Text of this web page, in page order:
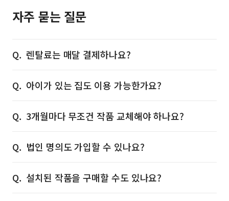
자주 묻는 질문
렌탈료는 매달 결제하나요?
아이가 있는 집도 이용 가능한가요?
3개월마다 무조건 작품 교체해야 하나요?
법인 명의도 가입할 수 있나요?
설치된 작품을 구매할 수도 있나요?